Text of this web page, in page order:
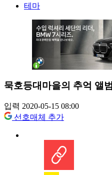
테마
묵호등대마을의 추억 앨
입력 2020-05-15 08:00
선호매체 추가